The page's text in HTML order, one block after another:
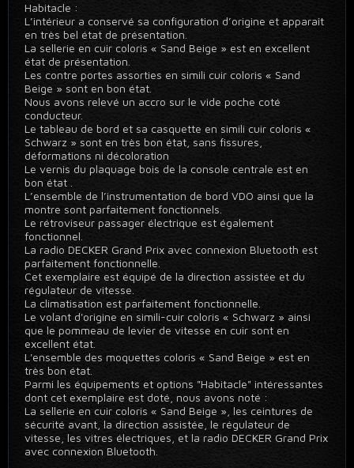
Habitacle :
L’intérieur a conservé sa configuration d’origine et apparaît
en très bel état de présentation.
La sellerie en cuir coloris « Sand Beige » est en excellent
état de présentation.
Les contre portes assorties en simili cuir coloris « Sand
Beige » sont en bon état.
Nous avons relevé un accro sur le vide poche coté
conducteur.
Le tableau de bord et sa casquette en simili cuir coloris «
Schwarz » sont en très bon état, sans fissures,
déformations ni décoloration
Le vernis du plaquage bois de la console centrale est en
bon état .
L’ensemble de l’instrumentation de bord VDO ainsi que la
montre sont parfaitement fonctionnels.
Le rétroviseur passager électrique est également
fonctionnel.
La radio DECKER Grand Prix avec connexion Bluetooth est
parfaitement fonctionnelle.
Cet exemplaire est équipé de la direction assistée et du
régulateur de vitesse.
La climatisation est parfaitement fonctionnelle.
Le volant d'origine en simili-cuir coloris « Schwarz » ainsi
que le pommeau de levier de vitesse en cuir sont en
excellent état.
L'ensemble des moquettes coloris « Sand Beige » est en
très bon état.
Parmi les équipements et options "Habitacle" intéressantes
dont cet exemplaire est doté, nous avons noté :
La sellerie en cuir coloris « Sand Beige », les ceintures de
sécurité avant, la direction assistée, le régulateur de
vitesse, les vitres électriques, et la radio DECKER Grand Prix
avec connexion Bluetooth.